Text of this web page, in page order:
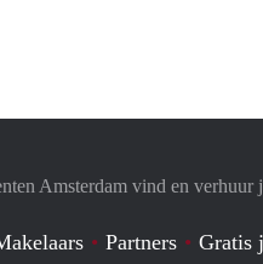
Amsterdam vind en
Partners Gratis